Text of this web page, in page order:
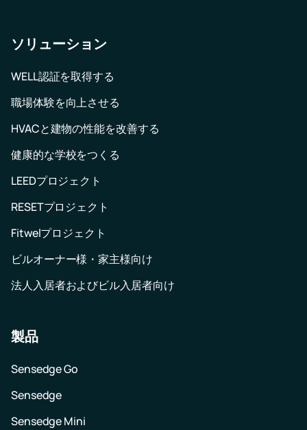
ソリューション
WELL認証を取得する
職場体験を向上させる
HVACと建物の性能を改善する
健康的な学校をつくる
LEEDプロジェクト
RESETプロジェクト
Fitwelプロジェクト
ビルオーナー様・家主様向け
法人入居者およびビル入居者向け
製品
Sensedge Go
Sensedge
Sensedge Mini